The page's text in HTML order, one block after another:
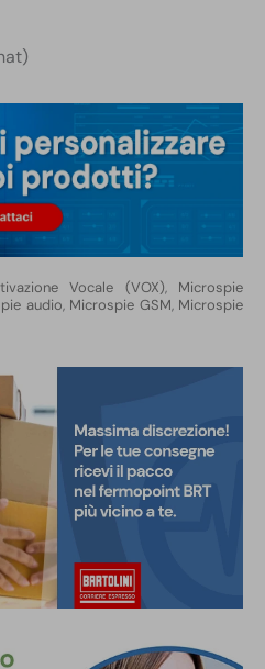
Vocale (VOX), Microspie
audio, Microspie GSM, Microspie